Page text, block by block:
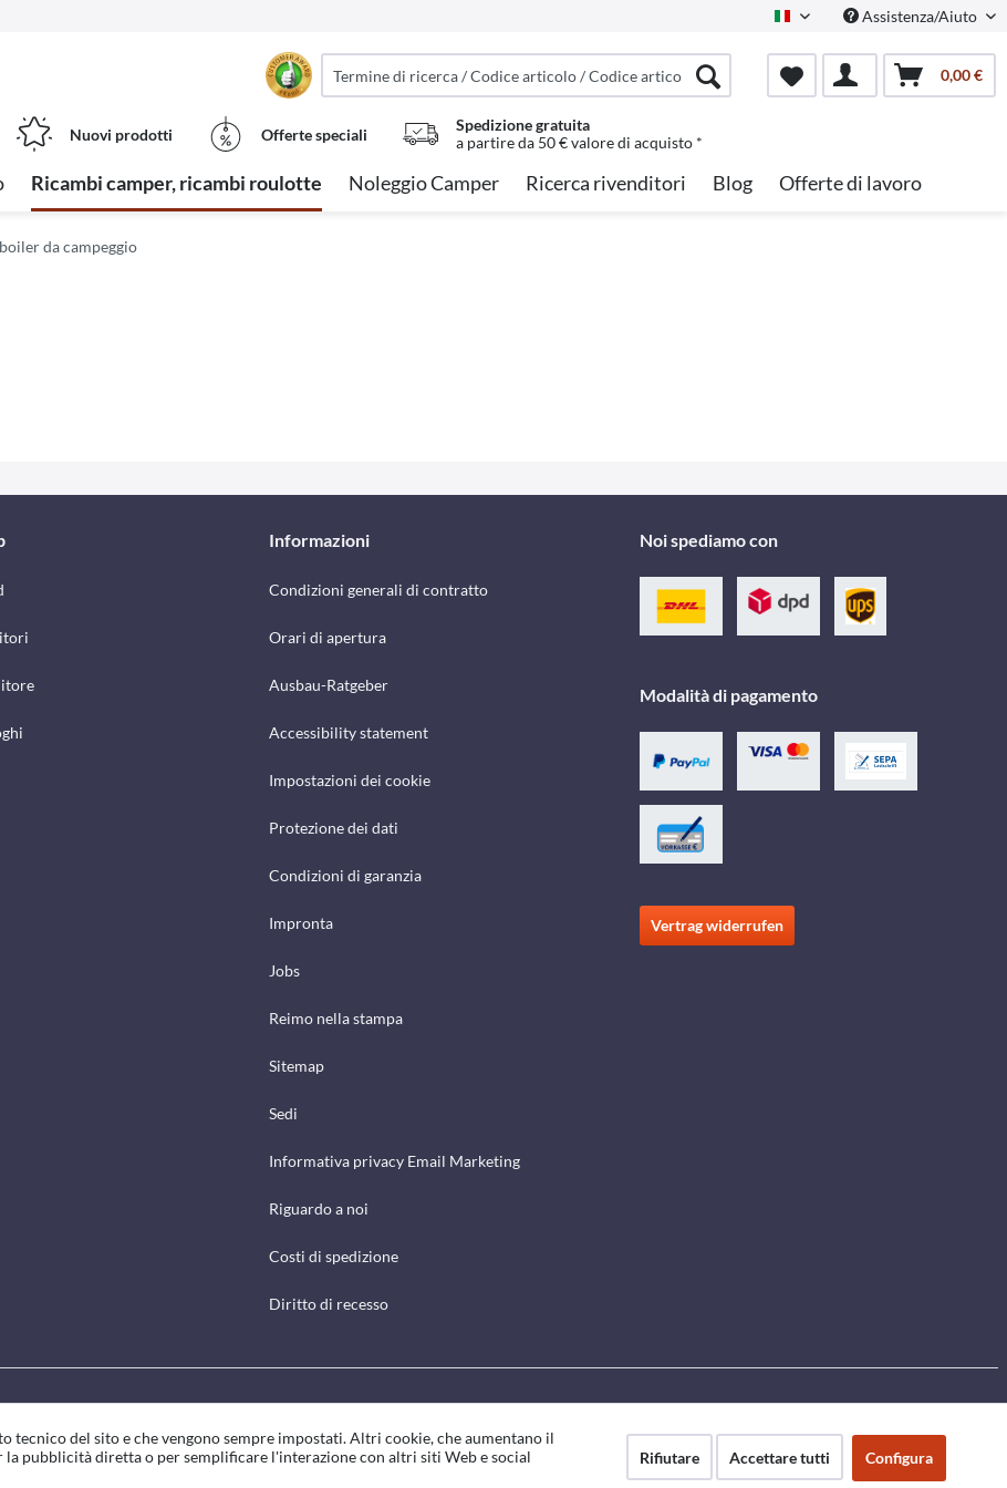
Italian Assistenza/Aiuto
0,00 €
Nuovi prodotti Offerte speciali
Spedizione gratuita
a partire da 50 € valore di acquisto *
Ricambi camper, ricambi roulotte Noleggio Camper Ricerca rivenditori Blog Offerte di lavoro
da campeggio
Informazioni
Condizioni generali di contratto
Orari di apertura
Ausbau-Ratgeber
Accessibility statement
Impostazioni dei cookie
Protezione dei dati
Condizioni di garanzia
Impronta
Jobs
Reimo nella stampa
Sitemap
Sedi
Informativa privacy Email Marketing
Riguardo a noi
Costi di spedizione
Diritto di recesso
Noi spediamo con
Modalità di pagamento
Vertrag widerrufen
tecnico del sito e che vengono sempre impostati. Altri cookie, che aumentano il
pubblicità diretta o per semplificare l'interazione con altri siti Web e social
Rifiutare Accettare tutti Configura